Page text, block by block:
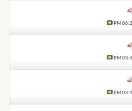
06:22
03:46
03:41